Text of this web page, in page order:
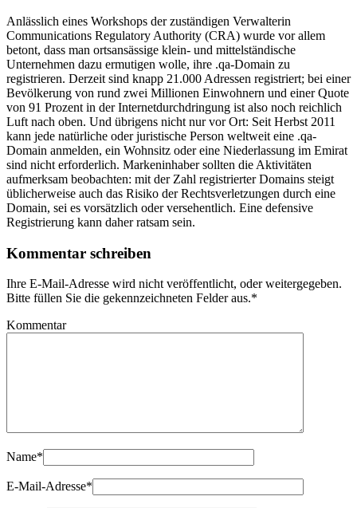
Anlässlich eines Workshops der zuständigen Verwalterin
Communications Regulatory Authority (CRA) wurde vor allem
betont, dass man ortsansässige klein- und mittelständische
Unternehmen dazu ermutigen wolle, ihre .qa-Domain zu
registrieren. Derzeit sind knapp 21.000 Adressen registriert; bei einer
Bevölkerung von rund zwei Millionen Einwohnern und einer Quote
von 91 Prozent in der Internetdurchdringung ist also noch reichlich
Luft nach oben. Und übrigens nicht nur vor Ort: Seit Herbst 2011
kann jede natürliche oder juristische Person weltweit eine .qa-
Domain anmelden, ein Wohnsitz oder eine Niederlassung im Emirat
sind nicht erforderlich. Markeninhaber sollten die Aktivitäten
aufmerksam beobachten: mit der Zahl registrierter Domains steigt
üblicherweise auch das Risiko der Rechtsverletzungen durch eine
Domain, sei es vorsätzlich oder versehentlich. Eine defensive
Registrierung kann daher ratsam sein.
Kommentar schreiben
Ihre E-Mail-Adresse wird nicht veröffentlicht, oder weitergegeben.
Bitte füllen Sie die gekennzeichneten Felder aus.*
Kommentar
Name*
E-Mail-Adresse*